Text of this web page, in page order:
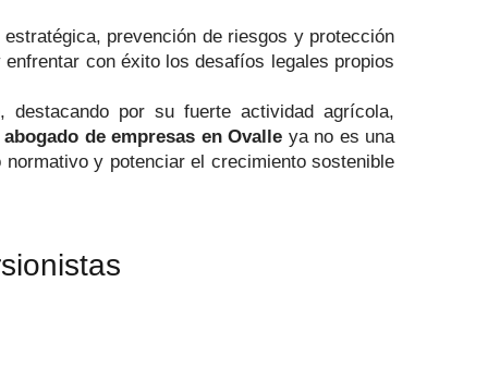
prevención de riesgos y protección
con éxito los desafíos legales propios
por su fuerte actividad agrícola,
abogado de empresas en Ovalle ya no es una
y potenciar el crecimiento sostenible